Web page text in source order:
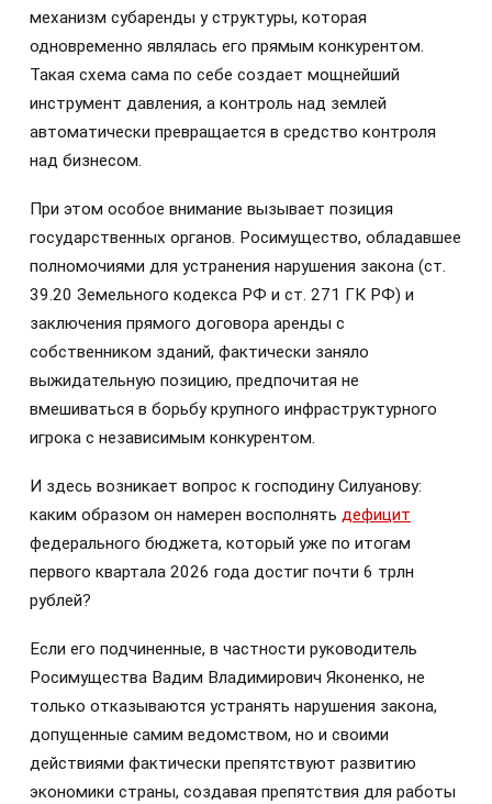
механизм субаренды у структуры, которая
одновременно являлась его прямым конкурентом.
Такая схема сама по себе создает мощнейший
инструмент давления, а контроль над землей
автоматически превращается в средство контроля
над бизнесом.
При этом особое внимание вызывает позиция
государственных органов. Росимущество, обладавшее
полномочиями для устранения нарушения закона (ст.
39.20 Земельного кодекса РФ и ст. 271 ГК РФ) и
заключения прямого договора аренды с
собственником зданий, фактически заняло
выжидательную позицию, предпочитая не
вмешиваться в борьбу крупного инфраструктурного
игрока с независимым конкурентом.
И здесь возникает вопрос к господину Силуанову:
каким образом он намерен восполнять дефицит
федерального бюджета, который уже по итогам
первого квартала 2026 года достиг почти 6 трлн
рублей?
Если его подчиненные, в частности руководитель
Росимущества Вадим Владимирович Яконенко, не
только отказываются устранять нарушения закона,
допущенные самим ведомством, но и своими
действиями фактически препятствуют развитию
экономики страны, создавая препятствия для работы